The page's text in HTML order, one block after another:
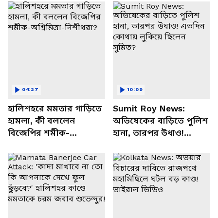
হালিশহরে মমতার গাড়িতে
হামলা, কী বললেন
বিজেপির শমীক-
04:27
Sumit Roy News:
অভিষেকের বাড়িতে পুলিশ
হানা, তারপর উধাও!
ছিলেন সুমিত?
10:09